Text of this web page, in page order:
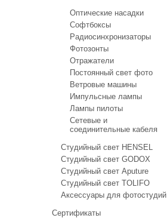
Оптические насадки
Софтбоксы
Радиосинхронизаторы
Фотозонты
Отражатели
Постоянный свет фото
Ветровые машины
Импульсные лампы
Лампы пилоты
Сетевые и
соединительные кабеля
Студийный свет HENSEL
Студийный свет GODOX
Студийный свет Aputure
Студийный свет TOLIFO
Аксессуары для фотостудий
Сертификаты